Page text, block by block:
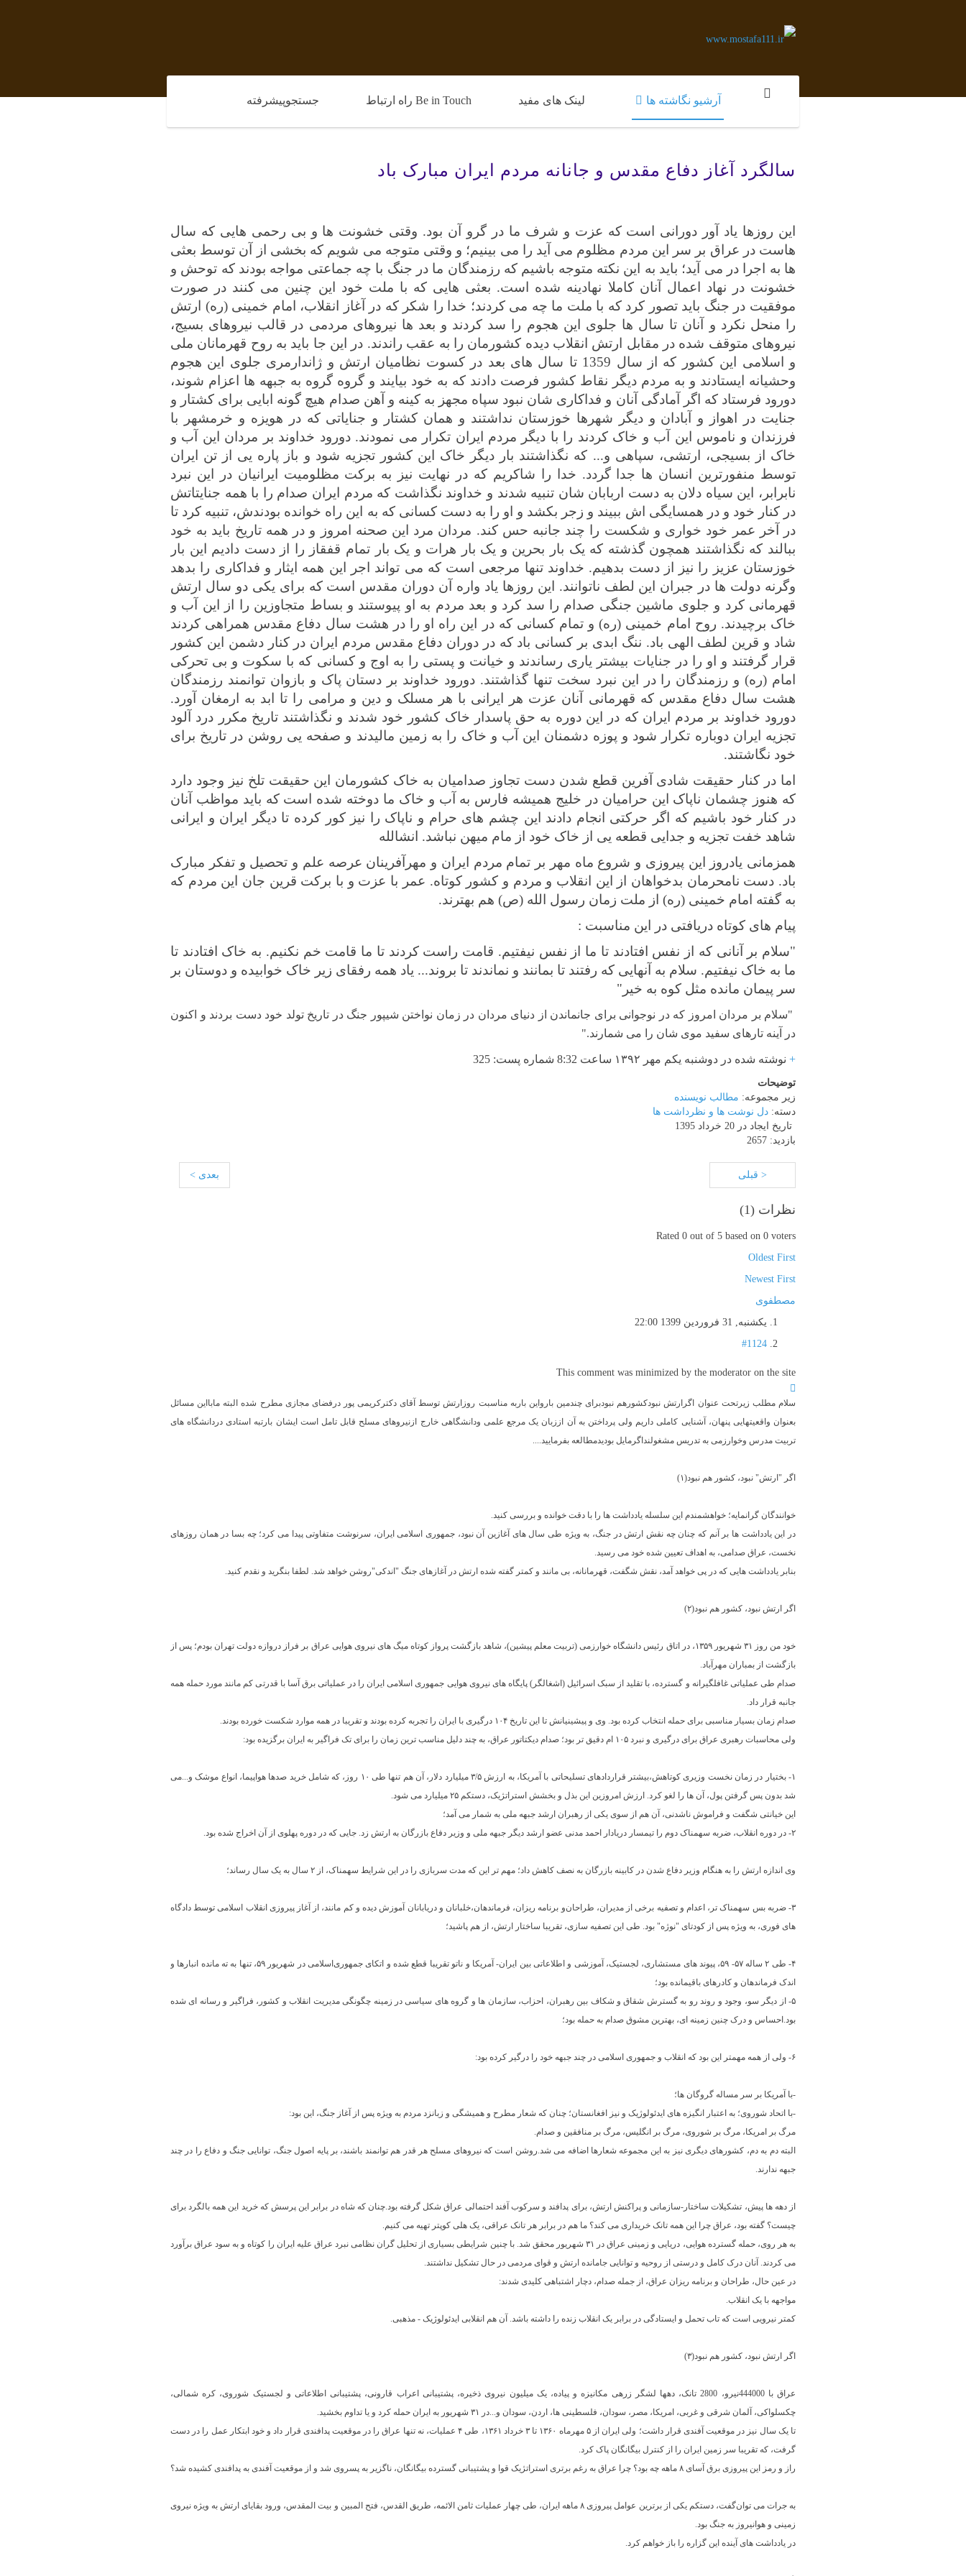
آرشیو نگاشته ها لینک های مفید Be in Touch راه ارتباط جستجوپیشرفته
سالگرد آغاز دفاع مقدس و جانانه مردم ایران مبارک باد
ین روزها یاد آور دورانی است که عزت و شرف ما در گرو آن بود. وقتی خشونت ها و بی رحمی هایی که سال
هاست در عراق بر سر این مردم مظلوم می آید را می بینیم؛ و وقتی متوجه می شویم که بخشی از آن توسط بعثی
ها به اجرا در می آید؛ باید به این نکته متوجه باشیم که رزمندگان ما در جنگ با چه جماعتی مواجه بودند که توحش و
خشونت در نهاد اعمال آنان کاملا نهادینه شده است. بعثی هایی که با ملت خود این چنین می کنند در صورت
موفقیت در جنگ باید تصور کرد که با ملت ما چه می کردند؛ خدا را شکر که در آغاز انقلاب، امام خمینی (ره) ارتش
را منحل نکرد و آنان تا سال ها جلوی این هجوم را سد کردند و بعد ها نیروهای مردمی در قالب نیروهای بسیج،
نیروهای متوقف شده در مقابل ارتش انقلاب دیده کشورمان را به عقب راندند. در این جا باید به روح قهرمانان ملی
و اسلامی این کشور که از سال 1359 تا سال های بعد در کسوت نظامیان ارتش و ژاندارمری جلوی این هجوم
وحشیانه ایستادند و به مردم دیگر نقاط کشور فرصت دادند که به خود بیایند و گروه گروه به جبهه ها اعزام شوند،
دورود فرستاد که اگر آمادگی آنان و فداکاری شان نبود سپاه مجهز به کینه و آهن صدام هیچ گونه ابایی برای کشتار و
جنایت در اهواز و آبادان و دیگر شهرها خوزستان نداشتند و همان کشتار و جنایاتی که در هویزه و خرمشهر با
فرزندان و ناموس این آب و خاک کردند را با دیگر مردم ایران تکرار می نمودند. دورود خداوند بر مردان این آب و
خاک از بسیجی، ارتشی، سپاهی و... که نگذاشتند بار دیگر خاک این کشور تجزیه شود و باز پاره یی از تن ایران
توسط منفورترین انسان ها جدا گردد. خدا را شاکریم که در نهایت نیز به برکت مظلومیت ایرانیان در این نبرد
نابرابر، این سیاه دلان به دست اربابان شان تنبیه شدند و خداوند نگذاشت که مردم ایران صدام را با همه جنایتاتش
در کنار خود و در همسایگی اش ببیند و زجر بکشد و او را به دست کسانی که به این راه خوانده بودندش، تنبیه کرد تا
در آخر عمر خود خواری و شکست را چند جانبه حس کند. مردان مرد این صحنه امروز و در همه تاریخ باید به خود
ببالند که نگذاشتند همچون گذشته که یک بار بحرین و یک بار هرات و یک بار تمام قفقاز را از دست دادیم این بار
خوزستان عزیز را نیز از دست بدهیم. خداوند تنها مرجعی است که می تواند اجر این همه ایثار و فداکاری را بدهد
وگرنه دولت ها در جبران این لطف ناتوانند. این روزها یاد واره آن دوران مقدس است که برای یکی دو سال ارتش
قهرمانی کرد و جلوی ماشین جنگی صدام را سد کرد و بعد مردم به او پیوستند و بساط متجاوزین را از این آب و
خاک برچیدند. روح امام خمینی (ره) و تمام کسانی که در این راه او را در هشت سال دفاع مقدس همراهی کردند
شاد و قرین لطف الهی باد. ننگ
ابدی بر کسانی باد که در دوران دفاع مقدس مردم ایران در کنار دشمن این کشور
قرار گرفتند و او را در جنایات بیشتر یاری رساندند و خیانت و پستی را به اوج و کسانی که با سکوت و بی تحرکی
امام (ره) و رزمندگان را در این نبرد سخت تنها گذاشتند. دورود خداوند بر دستان پاک و بازوان توانمند رزمندگان
هشت سال دفاع مقدس که قهرمانی آنان عزت هر ایرانی با هر مسلک و دین و مرامی را تا ابد به ارمغان آورد.
دورود خداوند بر مردم ایران که در این دوره به حق پاسدار خاک کشور خود شدند و نگذاشتند تاریخ مکرر درد آلود
تجزیه ایران دوباره تکرار شود و پوزه دشمنان این آب و خاک را به زمین مالیدند و صفحه یی روشن در تاریخ برای
خود نگاشتند.
اما در کنار حقیقت شادی آفرین قطع شدن دست تجاوز صدامیان به خاک کشورمان این حقیقت تلخ نیز وجود دارد
که هنوز چشمان ناپاک این حرامیان در خلیج همیشه فارس به آب و خاک ما دوخته شده است که باید مواظب آنان
در کنار خود باشیم که اگر حرکتی انجام دادند
این چشم های حرام و ناپاک را نیز کور کرده تا دیگر ایران و ایرانی
شاهد خفت تجزیه و جدایی قطعه یی از خاک خود از مام میهن نباشد. انشالله
همزمانی یادروز این پیروزی و شروع ماه مهر بر تمام مردم ایران و مهرآفرینان عرصه علم و تحصیل و تفکر مبارک
باد. دست نامحرمان بدخواهان از این انقلاب و مردم و کشور کوتاه. عمر با عزت و با برکت قرین جان این مردم که
به گفته امام خمینی (ره) از ملت زمان رسول الله (ص) هم بهترند.
پیام های کوتاه دریافتی در این مناسبت :
"سلام بر آنانی که از نفس افتادند تا ما از نفس نیفتیم. قامت راست کردند تا ما قامت خم نکنیم. به خاک افتادند تا
ما به خاک نیفتیم. سلام به آنهایی که رفتند تا بمانند و نماندند تا بروند... یاد همه رفقای زیر خاک خوابیده و دوستان بر
سر پیمان مانده مثل کوه به خیر"
"سلام بر مردان امروز که در نوجوانی برای جانماندن از دنیای مردان در زمان نواختن شیپور جنگ در تاریخ تولد خود دست بردند و اکنون
در آینه تارهای سفید موی شان را می شمارند."
+ نوشته شده در دوشنبه یکم مهر ۱۳۹۲ ساعت 8:32 شماره پست: 325
توضیحات
زیر مجموعه: مطالب نویسنده
دسته: دل نوشت ها و نظرداشت ها
تاریخ ایجاد در 20 خرداد 1395
بازدید: 2657
< قبلی بعدی >
نظرات (1
)
Rated 0 out of 5 based on 0 voters
Oldest First
Newest First
مصطفوی
یکشنبه, 31 فروردين 1399 22:00
#1124
This comment was minimized by the moderator on the site
سلام مطلب زیرتحت عنوان اگرارتش نبودکشورهم نبودبرای چندمین بارواین باربه مناسبت روزارتش توسط آقای دکترکریمی پور درفضای مجازی مطرح شده البته مابااین مسائل
بعنوان واقعیتهایی پنهان، آشنایی کاملی داریم ولی پرداختن به آن اززبان یک مرجع علمی ودانشگاهی خارج ازنیروهای مسلح قابل تامل است ایشان بارتبه استادی دردانشگاه های
تربیت مدرس وخوارزمی به تدریس مشغولنداگرمایل بودیدمطالعه بفرمایید....
اگر "ارتش" نبود، کشور هم نبود(۱)
خوانندگان گرانمایه؛ خواهشمندم این سلسله یادداشت ها را با دقت خوانده و بررسی کنید.
در این یادداشت ها بر آنم که چنان چه نقش ارتش در جنگ، به ویژه طی سال های آغازین آن نبود، جمهوری اسلامی ایران، سرنوشت متفاوتی پیدا می کرد؛ چه بسا در همان روزهای
نخست، عراق صدامی، به اهداف تعیین شده خود می رسید.
بنابر‌ یادداشت هایی که در پی خواهد آمد، نقش شگفت، قهرمانانه، بی مانند و کمتر گفته شده ارتش در آغازهای جنگ "اندکی"روشن خواهد شد. لطفا بنگرید و نقدم کنید.
اگر ارتش نبود، کشور هم نبود(۲)
خود من روز ۳۱ شهریور ۱۳۵۹، در اتاق رئیس دانشگاه خوارزمی (تربیت معلم پیشین)، شاهد بازگشت پرواز کوتاه میگ های نیروی هوایی عراق بر فراز دروازه دولت تهران بودم؛ پس از
بازگشت از بمباران مهرآباد.
صدام طی عملیاتی غافلگیرانه و گسترده، با تقلید از سبک اسرائیل (اشغالگر) پایگاه های نیروی هوایی جمهوری اسلامی ایران را در عملیاتی برق آسا با قدرتی کم مانند مورد حمله همه
جانبه قرار داد.
صدام زمان بسیار مناسبی برای حمله انتخاب کرده بود. وی و پیشینیانش تا این تاریخ ۱۰۴ درگیری با ایران را تجربه کرده بودند و تقریبا در همه موارد شکست خورده بودند.
ولی محاسبات رهبری عراق برای درگیری و نبرد ۱۰۵ ام دقیق تر بود؛ صدام دیکتاتور عراق، به چند دلیل مناسب ترین زمان را برای تک فراگیر به ایران برگزیده بود:
۱- بختیار در زمان نخست وزیری کوتاهش،بیشتر قراردادهای تسلیحاتی با آمریکا، به ارزش ۳/۵ میلیارد دلار، آن هم تنها طی ۱۰ روز، که شامل خرید صدها هواپیما، انواع موشک و...می
شد بدون پس گرفتن پول، آن ها را لغو کرد. ارزش امروزین این بذل و بخشش‌ استراتژیک، دستکم ۲۵ میلیارد می شود.
این خیانتی شگفت و فراموش ناشدنی، آن هم از سوی یکی از رهبران ارشد جبهه ملی به شمار می آمد؛
۲- در دوره انقلاب، ضربه سهمناک دوم را تیمسار دریادار احمد مدنی عضو ارشد دیگر جبهه ملی و وزیر دفاع بازرگان به ارتش زد. جایی که در دوره پهلوی از آن اخراج شده بود.
وی اندازه ارتش را به هنگام‌ وزیر دفاع شدن در کابینه بازرگان به نصف کاهش داد؛ مهم تر این که مدت سربازی را در این شرایط سهمناک، از ۲ سال به یک سال رساند؛
۳- ضربه بس سهمناک تر، اعدام و تصفیه برخی از مدیران، طراحان‌و برنامه ریزان، فرماندهان،خلبانان و دریابانان آموزش دیده و کم مانند، از آغاز پیروزی انقلاب اسلامی توسط دادگاه
های فوری، به ویژه پس از کودتای "نوژه" بود. طی این تصفیه سازی، تقریبا ساختار ارتش، از هم پاشید؛
۴- طی ۲ ساله ۵۷- ۵۹، پیوند های مستشاری، لجستیک، آموزشی و اطلاعاتی بین ایران- آمریکا و ناتو تقریبا قطع شده و اتکای جمهوری‌اسلامی در شهریور ۵۹، تنها به ته مانده انبارها و
اندک فرماندهان و کادرهای باقیمانده بود؛
۵- از دیگر سو، وجود و روند رو به گسترش شقاق و شکاف بین رهبران، احزاب، سازمان ها و گروه های سیاسی در زمینه چگونگی مدیریت انقلاب و کشور، فراگیر و رسانه ای شده
بود.احساس و درک چنین زمینه ای، بهترین مشوق صدام به حمله بود؛
۶- ولی از همه مهمتر این بود که انقلاب و جمهوری اسلامی در چند جبهه خود را درگیر کرده بود:
-با آمریکا بر سر مساله گروگان ها؛
-با اتحاد شوروی؛ به اعتبار انگیزه های ایدئولوژیک و نیز افغانستان؛ چنان که شعار مطرح و همیشگی و زبانزد مردم به ویژه پس از آغاز جنگ، این بود:
مرگ بر امریکا، مرگ بر شوروی، مرگ بر انگلیس، مرگ بر منافقین و صدام.
البته دم به دم، کشورهای دیگری نیز به این مجموعه شعارها اضافه می شد.روشن است که نیروهای مسلح هر قدر هم توانمند باشند، بر پایه اصول جنگ، توانایی جنگ و دفاع را در چند
جبهه ندارند.
از دهه ها پیش، تشکیلات ساختار-سازمانی و پراکنش ارتش، برای پدافند و سرکوب آفند احتمالی عراق شکل گرفته بود.‌چنان که شاه در برابر این پرسش که خرید این همه بالگرد برای
چیست؟ گفته بود، عراق چرا این همه تانک خریداری می کند؟ ما هم در برابر هر تانک عراقی، یک هلی کوپتر تهیه می کنیم.
به هر روی، حمله گسترده هوایی، دریایی و زمینی عراق در ۳۱ شهریور محقق شد. با چنین شرایطی بسیاری از تحلیل گران نظامی نبرد عراق علیه ایران را کوتاه و به سود عراق برآورد
می کردند. آنان درک کامل و درستی از روحیه و توانایی جامانده ارتش و قوای مردمی در حال تشکیل نداشتند.
در عین حال، طراحان و برنامه ریزان عراق، از جمله صدام، دچار اشتباهی کلیدی شدند:
مواجهه با یک انقلاب.
کمتر نیرویی است که تاب تحمل و ایستادگی در برابر یک انقلاب زنده را داشته باشد. آن هم انقلابی ایدئولوژیک - مذهبی.
اگر ارتش نبود، کشور هم نبود(۳)
عراق با 444000نیرو، 2800 تانک، دهها لشگر زرهی مکانیزه و پیاده، یک میلیون نیروی ذخیره، پشتیبانی اعراب قارونی، پشتیبانی اطلاعاتی و لجستیک شوروی، کره شمالی،
چکسلواکی، آلمان شرقی و غربی، امریکا، مصر، سودان، فلسطینی ها، اردن، سودان و...در ۳۱ شهریور به ایران حمله کرد و یا تداوم بخشید.
تا یک سال نیز در موقعیت آفندی قرار داشت؛ ولی ایران از ۵ مهرماه ۱۳۶۰ تا ۳ خرداد ۱۳۶۱، طی ۴ عملیات، نه تنها عراق را در موقعیت پدافندی قرار داد و خود ابتکار عمل را در دست
گرفت، که تقریبا سر زمین ایران را از کنترل بیگانگان پاک کرد.
راز و رمز این پیروزی برق آسای ۸ ماهه چه بود؟ چرا عراق به رغم برتری استراتژیک قوا و پشتیبانی گسترده بیگانگان، ناگزیر به پسروی شد و از موقعیت آفندی به پدافندی کشیده شد؟
به جرات می توان‌گفت، دستکم یکی از برترین عوامل پیروزی ۸ ماهه ایران، طی چهار عملیات ثامن الائمه، طریق القدس، فتح المبین و بیت المقدس، ورود بقایای ارتش به ویژه نیروی
زمینی و هوانیروز به جنگ بود.
در یادداشت های آینده این گزاره را باز خواهم کرد.